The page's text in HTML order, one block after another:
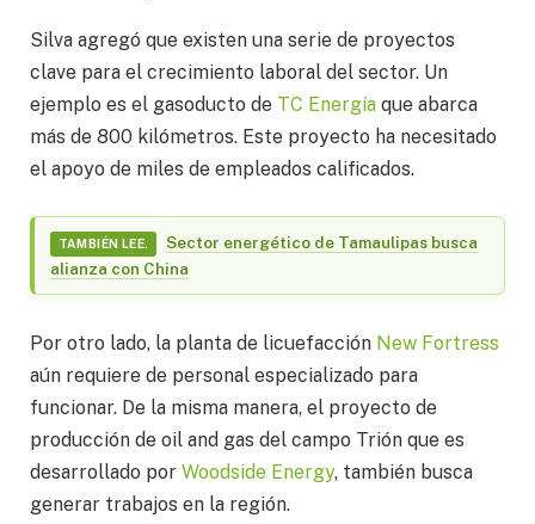
Silva agregó que existen una serie de proyectos
clave para el crecimiento laboral del sector. Un
ejemplo es el gasoducto de TC Energía que abarca
más de 800 kilómetros. Este proyecto ha necesitado
el apoyo de miles de empleados calificados.
TAMBIÉN LEE.
Sector energético de Tamaulipas busca
alianza con China
Por otro lado, la planta de licuefacción New Fortress
aún requiere de personal especializado para
funcionar. De la misma manera, el proyecto de
producción de oil and gas del campo Trión que es
desarrollado por Woodside Energy, también busca
generar trabajos en la región.